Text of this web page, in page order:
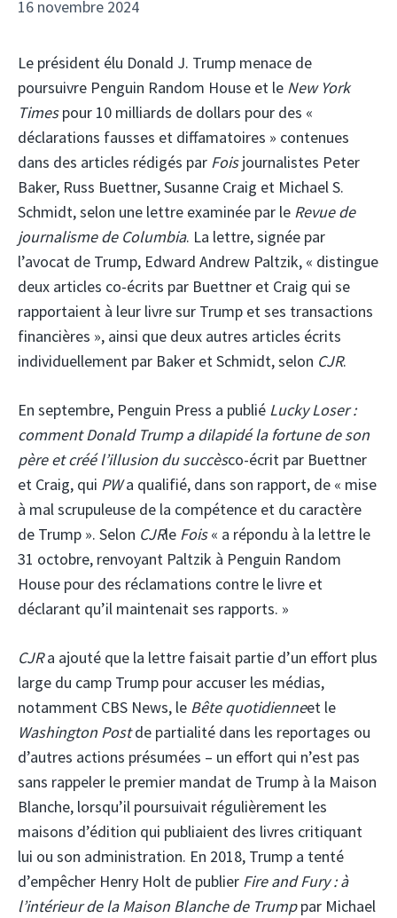
16 novembre 2024
Le président élu Donald J. Trump menace de
poursuivre Penguin Random House et le New York
Timespour 10 milliards de dollars pour des «
déclarations fausses et diffamatoires » contenues
dans des articles rédigés par Foisjournalistes Peter
Baker, Russ Buettner, Susanne Craig et Michael S.
Schmidt, selon une lettre examinée par le Revue de
journalisme de Columbia. La lettre, signée par
l’avocat de Trump, Edward Andrew Paltzik, « distingue
deux articles co-écrits par Buettner et Craig qui se
rapportaient à leur livre sur Trump et ses transactions
financières », ainsi que deux autres articles écrits
individuellement par Baker et Schmidt, selon CJR.
En septembre, Penguin Press a publié Lucky Loser :
comment Donald Trump a dilapidé la fortune de son
père et créé l’illusion du succèsco-écrit par Buettner
et Craig, qui PWa qualifié, dans son rapport, de « mise
à mal scrupuleuse de la compétence et du caractère
de Trump ». Selon CJRle Fois« a répondu à la lettre le
31 octobre, renvoyant Paltzik à Penguin Random
House pour des réclamations contre le livre et
déclarant qu’il maintenait ses rapports. »
CJRa ajouté que la lettre faisait partie d’un effort plus
large du camp Trump pour accuser les médias,
notamment CBS News, le Bête quotidienneet le
Washington Postde partialité dans les reportages ou
d’autres actions présumées – un effort qui n’est pas
sans rappeler le premier mandat de Trump à la Maison
Blanche, lorsqu’il poursuivait régulièrement les
maisons d’édition qui publiaient des livres critiquant
lui ou son administration. En 2018, Trump a tenté
d’empêcher Henry Holt de publier Fire and Fury : à
l’intérieur de la Maison Blanche de Trumppar Michael